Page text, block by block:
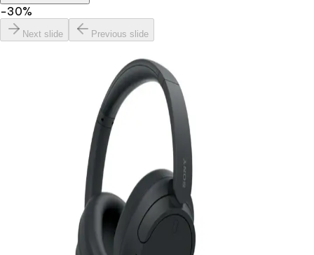
−30%
Next slide Previous slide